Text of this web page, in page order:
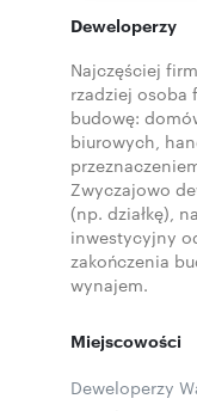
Deweloperzy
Najczęściej
rzadziej osoba
budowę:
biurowych,
Zwyczajowo
(np. działkę),
inwestycyjny
zakończenia
wynajem.
Miejscowości
Deweloperzy